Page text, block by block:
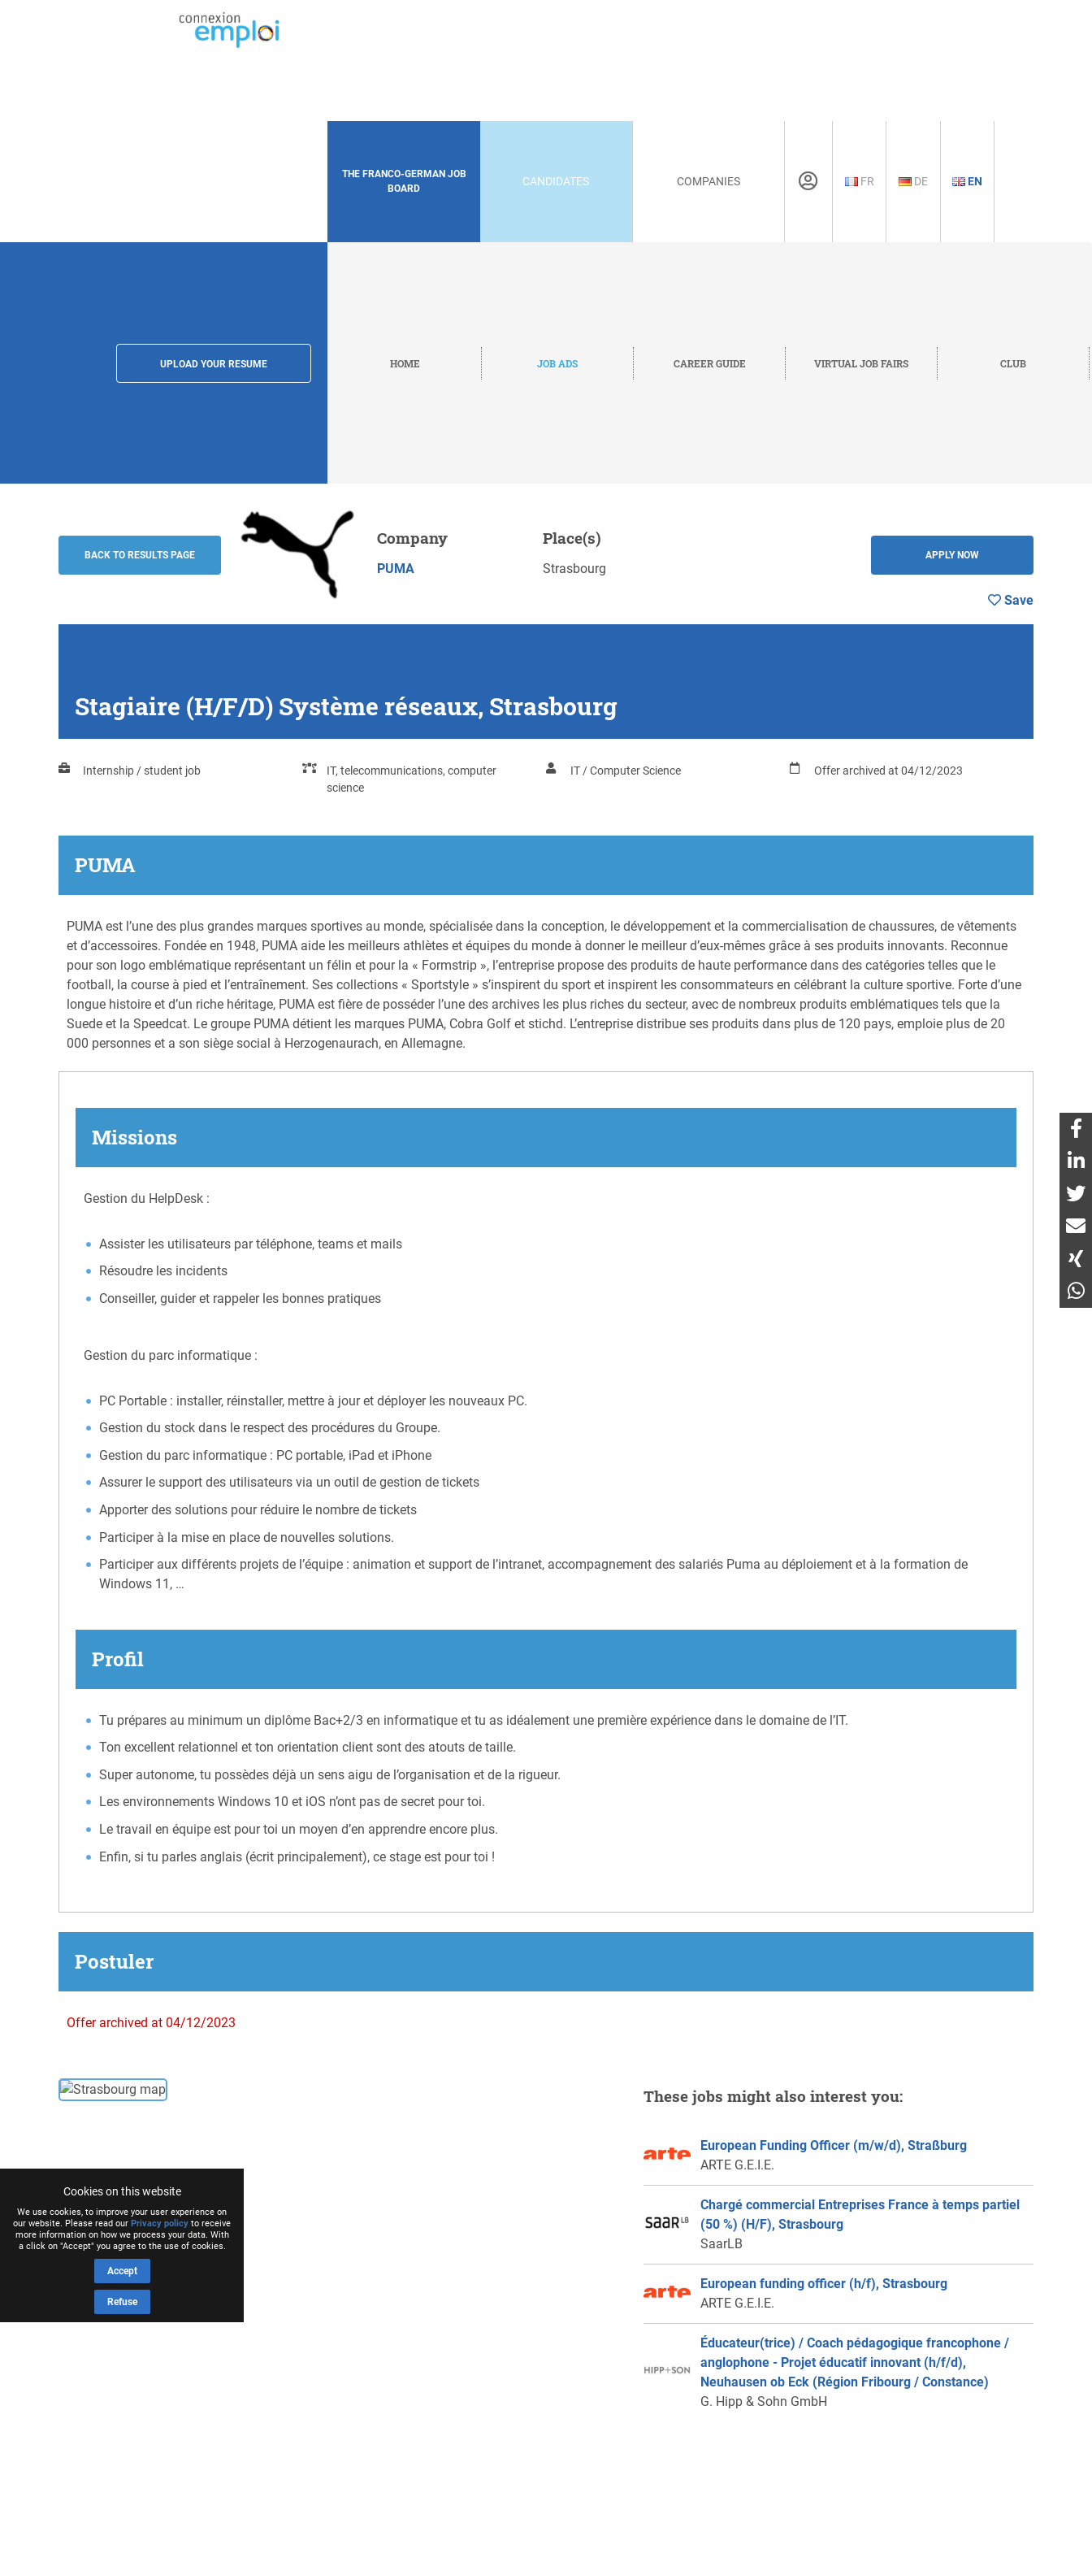
THE FRANCO-GERMAN JOB
BOARD
CANDIDATES COMPANIES FR DE EN
UPLOAD YOUR RESUME HOME JOB ADS CAREER GUIDE VIRTUAL JOB FAIRS CLUB
Stagiaire (H/F/D) Système réseaux, Strasbourg
PUMA
BACK TO RESULTS PAGE
Company
PUMA
Place(s)
Strasbourg
APPLY NOW
Save
Stagiaire (H/F/D) Système réseaux, Strasbourg
Internship / student job
IT, telecommunications, computer
science
IT / Computer Science Offer archived at 04/12/2023
PUMA
PUMA est l’une des plus grandes marques sportives au monde, spécialisée dans la conception, le développement et la commercialisation de chaussures, de vêtements
et d’accessoires. Fondée en 1948, PUMA aide les meilleurs athlètes et équipes du monde à donner le meilleur d’eux-mêmes grâce à ses produits innovants. Reconnue
pour son logo emblématique représentant un félin et pour la « Formstrip », l’entreprise propose des produits de haute performance dans des catégories telles que le
football, la course à pied et l’entraînement. Ses collections « Sportstyle » s’inspirent du sport et inspirent les consommateurs en célébrant la culture sportive. Forte d’une
longue histoire et d’un riche héritage, PUMA est fière de posséder l’une des archives les plus riches du secteur, avec de nombreux produits emblématiques tels que la
Suede et la Speedcat. Le groupe PUMA détient les marques PUMA, Cobra Golf et stichd. L’entreprise distribue ses produits dans plus de 120 pays, emploie plus de 20
000 personnes et a son siège social à Herzogenaurach, en Allemagne.
Missions
Gestion du HelpDesk :
Assister les utilisateurs par téléphone, teams et mails
Résoudre les incidents
Conseiller, guider et rappeler les bonnes pratiques
Gestion du parc informatique :
PC Portable : installer, réinstaller, mettre à jour et déployer les nouveaux PC.
Gestion du stock dans le respect des procédures du Groupe.
Gestion du parc informatique : PC portable, iPad et iPhone
Assurer le support des utilisateurs via un outil de gestion de tickets
Apporter des solutions pour réduire le nombre de tickets
Participer à la mise en place de nouvelles solutions.
Participer aux différents projets de l’équipe : animation et support de l’intranet, accompagnement des salariés Puma au déploiement et à la formation de
Windows 11, …
Profil
Tu prépares au minimum un diplôme Bac+2/3 en informatique et tu as idéalement une première expérience dans le domaine de l’IT.
Ton excellent relationnel et ton orientation client sont des atouts de taille.
Super autonome, tu possèdes déjà un sens aigu de l’organisation et de la rigueur.
Les environnements Windows 10 et iOS n’ont pas de secret pour toi.
Le travail en équipe est pour toi un moyen d’en apprendre encore plus.
Enfin, si tu parles anglais (écrit principalement), ce stage est pour toi !
Postuler
Offer archived at 04/12/2023
These jobs might also interest you:
European Funding Officer (m/w/d), Straßburg
ARTE G.E.I.E.
Chargé commercial Entreprises France à temps partiel
(50 %) (H/F), Strasbourg
SaarLB
European funding officer (h/f), Strasbourg
ARTE G.E.I.E.
Éducateur(trice) / Coach pédagogique francophone /
anglophone - Projet éducatif innovant (h/f/d),
Neuhausen ob Eck (Région Fribourg / Constance)
G. Hipp & Sohn GmbH
Cookies on this website
We use cookies, to improve your user experience on
our website. Please read our Privacy policy to receive
more information on how we process your data. With
a click on "Accept" you agree to the use of cookies.
Accept
Refuse